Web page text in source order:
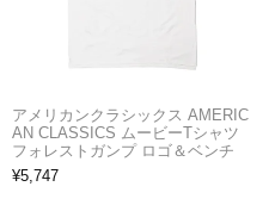
アメリカンクラシックス AMERIC
AN CLASSICS ムービーTシャツ
フォレストガンプ ロゴ＆ベンチ
¥5,747